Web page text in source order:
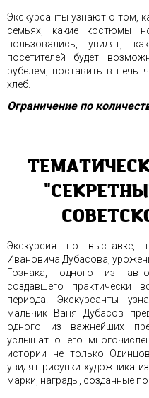
Экскурсанты узнают о том,
семьях, какие костюмы
пользовались, увидят,
посетителей будет
рубелем, поставить в печь
хлеб.
Ограничение по
Экскурсия по выставке,
Ивановича Дубасова,
Гознака, одного из
создавшего практически
периода. Экскурсанты
мальчик Ваня Дубасов
одного из важнейших
услышат о его
истории не только
увидят рисунки художника
марки, награды, созданные по